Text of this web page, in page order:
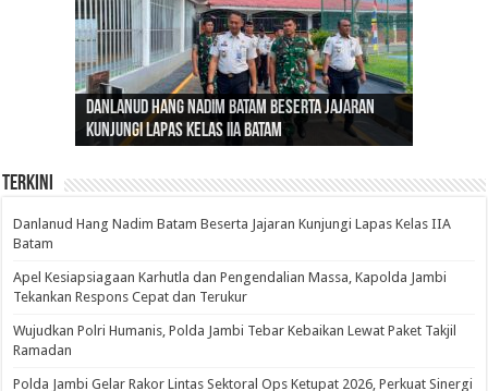
Danlanud Hang Nadim Batam Beserta Jajaran
Kunjungi Lapas Kelas IIA Batam
Silaturahmi dan Reses Komite I DPD RI di Polda
Jambi Bahas Sinergitas Penanganan Narkotika
Gubernur Al Haris: Lomba Cerdas Cermat Sarana
Edukasi Pembentukan Karakter Generasi
Penerus
Gubernur Al Haris Dorong Koperasi Merah Putih
Cepat Beroperasi Agar Bisa Layani Masyarakat
Penuhi Kebutuhannya
Sosok Fenomenal yang Menggetarkan
Nusantara: Ratu Wangsa, Wanita Berkelas
dengan Pengaruh Internasional
Terkini
Danlanud Hang Nadim Batam Beserta Jajaran Kunjungi Lapas Kelas IIA
Batam
Apel Kesiapsiagaan Karhutla dan Pengendalian Massa, Kapolda Jambi
Tekankan Respons Cepat dan Terukur
Wujudkan Polri Humanis, Polda Jambi Tebar Kebaikan Lewat Paket Takjil
Ramadan
Polda Jambi Gelar Rakor Lintas Sektoral Ops Ketupat 2026, Perkuat Sinergi